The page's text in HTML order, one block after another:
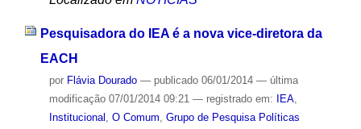
Pesquisadora do IEA é a nova vice-diretora da
EACH
por Flávia Dourado — publicado06/01/2014 — última
modificação07/01/2014 09:21 — registrado em: IEA,
Institucional , O Comum, Grupo de Pesquisa Políticas